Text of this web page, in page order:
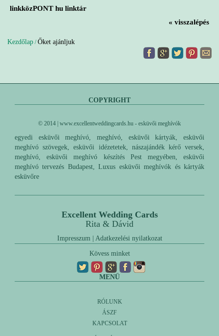
linkközPONT hu linktár
« visszalépés
Kezdőlap /Őket ajánljuk
COPYRIGHT
© 2014 | www.excellentweddingcards.hu - esküvői meghívók
egyedi esküvői meghívó, meghívó, esküvői kártyák, esküvői
meghívó szövegek, esküvői idézetetek, nászajándék kérő versek,
meghívó, esküvői meghívó készítés Pest megyében, esküvői
meghívó tervezés Budapest, Luxus esküvői meghívók és kártyák
esküvőre
Excellent Wedding Cards
Rita & Dávid
Impresszum | Adatkezelési nyilatkozat
Kövess minket
MENÜ
RÓLUNK
ÁSZF
KAPCSOLAT